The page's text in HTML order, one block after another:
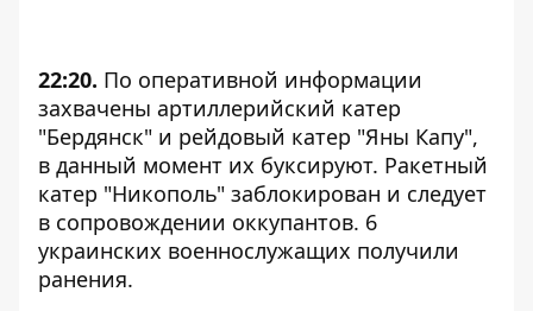
22:20. По оперативной информации
захвачены артиллерийский катер
"Бердянск" и рейдовый катер "Яны Капу",
в данный момент их буксируют. Ракетный
катер "Никополь" заблокирован и следует
в сопровождении оккупантов. 6
украинских военнослужащих получили
ранения.